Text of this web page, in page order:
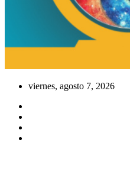
viernes, agosto 7, 2026